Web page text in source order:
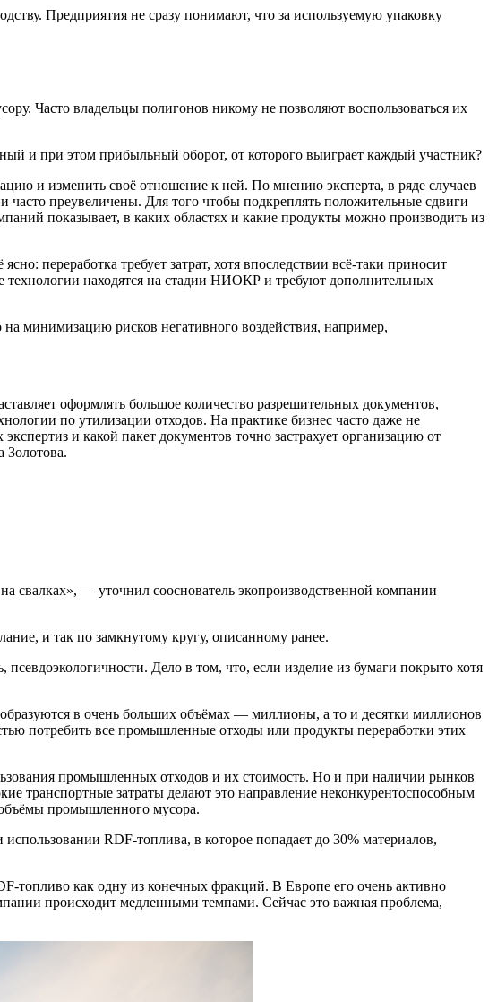
Предприятия не сразу понимают, что за используемую упаковку
Часто владельцы полигонов никому не позволяют воспользоваться их
и при этом прибыльный оборот, от которого выиграет каждый участник?
и изменить своё отношение к ней. По мнению эксперта, в ряде случаев
преувеличены. Для того чтобы подкреплять положительные сдвиги
показывает, в каких областях и какие продукты можно производить из
переработка требует затрат, хотя впоследствии всё-таки приносит
находятся на стадии НИОКР и требуют дополнительных
на минимизацию рисков негативного воздействия, например,
оформлять большое количество разрешительных документов,
по утилизации отходов. На практике бизнес часто даже не
и какой пакет документов точно застрахует организацию от
Золотова.
свалках», — уточнил сооснователь экопроизводственной компании
и так по замкнутому кругу, описанному ранее.
Дело в том, что, если изделие из бумаги покрыто хотя
в очень больших объёмах — миллионы, а то и десятки миллионов
потребить все промышленные отходы или продукты переработки этих
промышленных отходов и их стоимость. Но и при наличии рынков
транспортные затраты делают это направление неконкурентоспособным
промышленного мусора.
RDF-топлива, в которое попадает до 30% материалов,
топливо как одну из конечных фракций. В Европе его очень активно
происходит медленными темпами. Сейчас это важная проблема,